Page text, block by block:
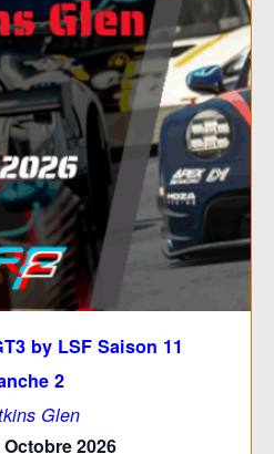
by LSF Saison 11
2
Glen
Octobre 2026